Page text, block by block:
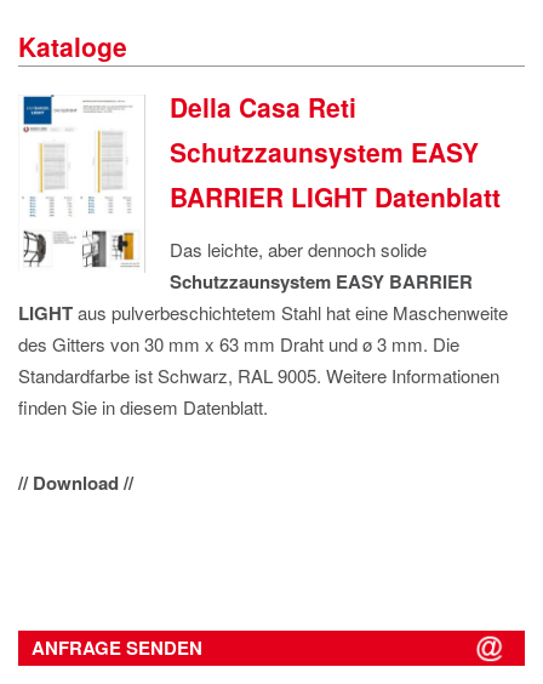
DATENSCHUTZ
Kataloge
Della Casa Reti
Schutzzaunsystem EASY
BARRIER LIGHT Datenblatt
Das leichte, aber dennoch solide
Schutzzaunsystem EASY BARRIER
LIGHTaus pulverbeschichtetem Stahl hat eine Maschenweite
des Gitters von 30 mm x 63 mm Draht und ø 3 mm. Die
Standardfarbe ist Schwarz, RAL 9005. Weitere Informationen
finden Sie in diesem Datenblatt.
// Download //
ANFRAGE SENDEN